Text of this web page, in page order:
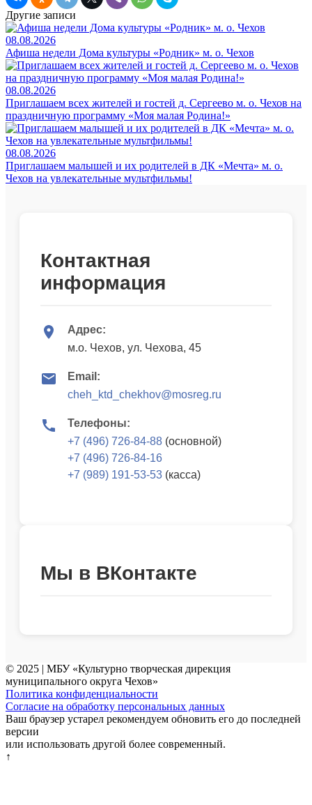
Другие записи
08.08.2026
Афиша недели Дома культуры «Родник» м. о. Чехов
08.08.2026
Приглашаем всех жителей и гостей д. Сергеево м. о. Чехов на
праздничную программу «Моя малая Родина!»
08.08.2026
Приглашаем малышей и их родителей в ДК «Мечта» м. о.
Чехов на увлекательные мультфильмы!
Контактная
информация
Адрес:
м.о. Чехов, ул. Чехова, 45
Email:
cheh_ktd_chekhov@mosreg.ru
Телефоны:
+7 (496) 726-84-88 (основной)
+7 (496) 726-84-16
+7 (989) 191-53-53 (касса)
Мы в ВКонтакте
© 2025 | МБУ «Культурно творческая дирекция
муниципального округа Чехов»
Политика конфиденциальности
Согласие на обработку персональных данных
Ваш браузер устарел рекомендуем обновить его до последней
версии
или использовать другой более современный.
↑